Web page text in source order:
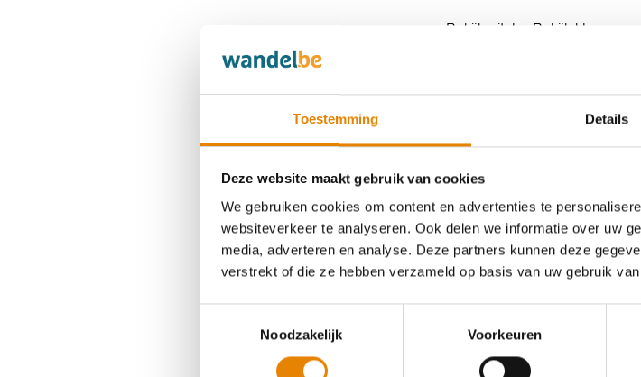
Toestemming Details
Deze website maakt gebruik van cookies
We gebruiken cookies om content en advertenties te
websiteverkeer te analyseren. Ook delen we informatie over uw
media, adverteren en analyse. Deze partners kunnen deze
verstrekt of die ze hebben verzameld op basis van uw gebruik
Noodzakelijk
Voorkeuren
Bekijk uitslag Bekijk
Urban Night Walk
Za 15 apr 2023
Bekijk uitslag Bekijk
Antwerpse
Za 15 apr 2023